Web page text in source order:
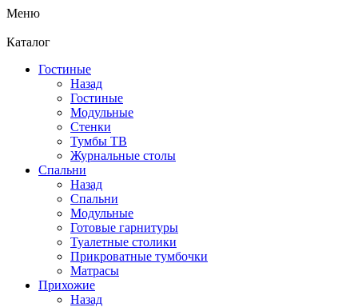
Меню
Каталог
Гостиные
Назад
Гостиные
Модульные
Стенки
Тумбы ТВ
Журнальные столы
Спальни
Назад
Спальни
Модульные
Готовые гарнитуры
Туалетные столики
Прикроватные тумбочки
Матрасы
Прихожие
Назад